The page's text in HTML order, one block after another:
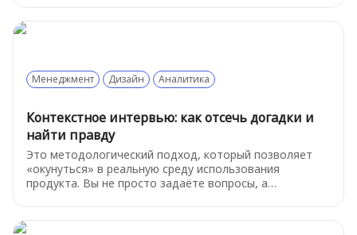
дешёвых способов проверки интерфейса на удобство
использования.
Менеджмент Дизайн Аналитика
Контекстное интервью: как отсечь догадки и
найти правду
Это методологический подход, который позволяет
«окунуться» в реальную среду использования
продукта. Вы не просто задаёте вопросы, а